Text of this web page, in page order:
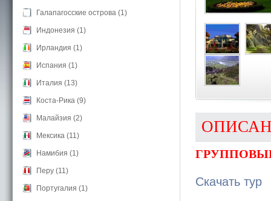
Галапагосские острова (1)
Индонезия (1)
Ирландия (1)
Испания (1)
Италия (13)
Коста-Рика (9)
Малайзия (2)
Мексика (11)
Намибия (1)
Перу (11)
Португалия (1) Скачать тур